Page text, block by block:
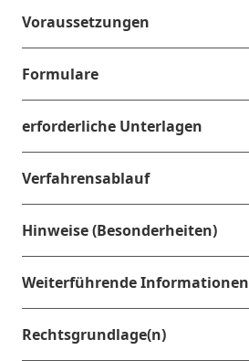
Voraussetzungen
Formulare
erforderliche Unterlagen
Verfahrensablauf
Hinweise (Besonderheiten)
Weiterführende Informationen
Rechtsgrundlage(n)